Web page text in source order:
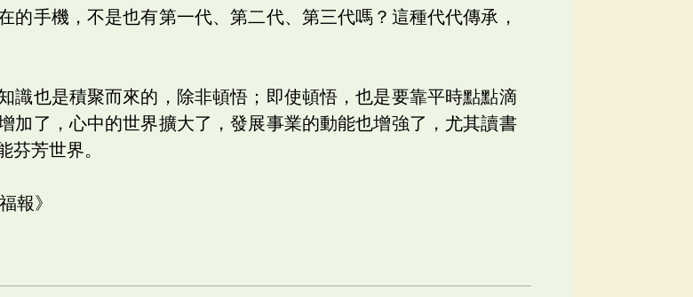
的手機，不是也有第一代、第二代、第三代嗎？這種代代傳承，
識也是積聚而來的，除非頓悟；即使頓悟，也是要靠平時點點滴
加了，心中的世界擴大了，發展事業的動能也增強了，尤其讀書
芬芳世界。
報》